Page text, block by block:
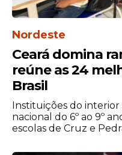
Nordeste
Ceará domina
reúne as 24
Brasil
Instituições do interior
nacional do 6º ao 9º
escolas de Cruz e